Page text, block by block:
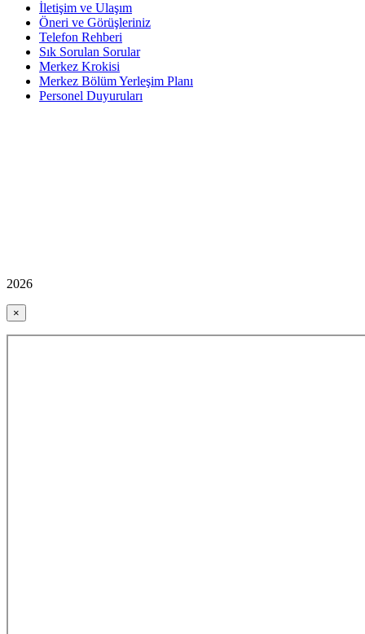
İletişim ve Ulaşım
Öneri ve Görüşleriniz
Telefon Rehberi
Sık Sorulan Sorular
Merkez Krokisi
Merkez Bölüm Yerleşim Planı
Personel Duyuruları
2026
×